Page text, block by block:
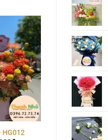
Add to
wishlist
HG012
Hoa Giỏ –